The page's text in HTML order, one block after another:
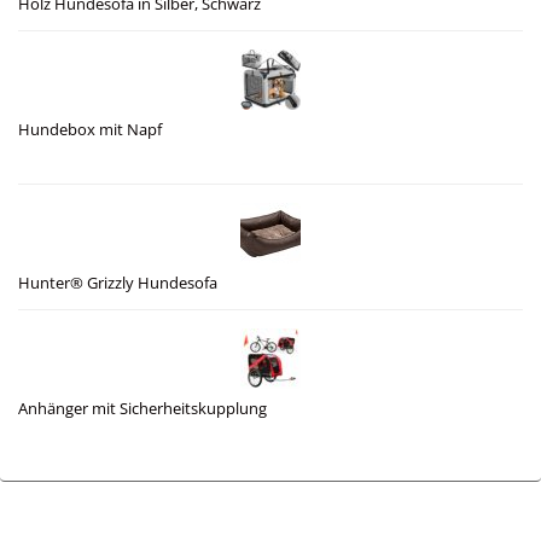
Holz Hundesofa in Silber, Schwarz
Hundebox mit Napf
Hunter® Grizzly Hundesofa
Anhänger mit Sicherheitskupplung